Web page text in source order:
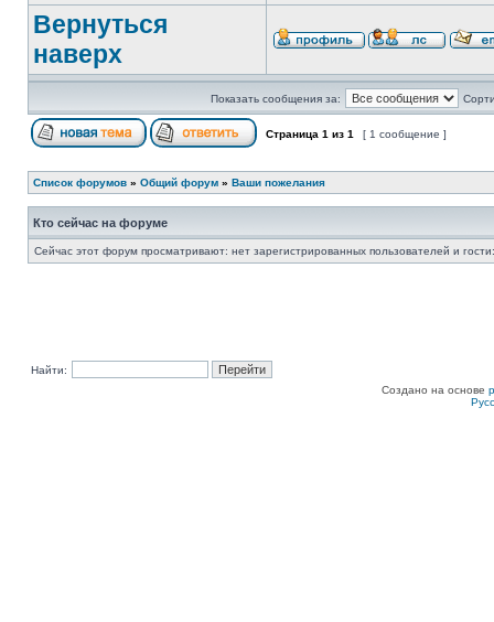
Вернуться
наверх
Показать сообщения за:
Страница 1 из 1 [ 1 сообщение ]
Список форумов » Общий форум » Ваши пожелания
Кто сейчас на форуме
Сейчас этот форум просматривают: нет зарегистрированных пользователей и
Найти:
Создано на основе